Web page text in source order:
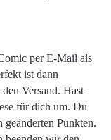
per E-Mail als
ist dann
Versand. Hast
für dich um. Du
geänderten Punkten.